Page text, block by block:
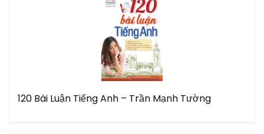
120 Bài Luận Tiếng Anh – Trần Mạnh Tường